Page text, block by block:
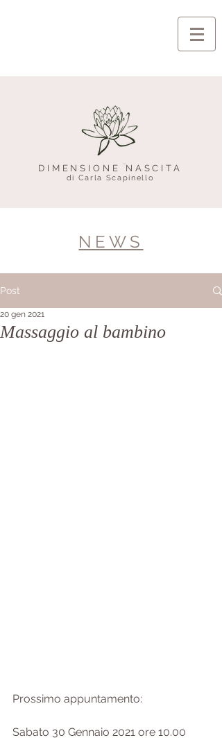
DIMENSIONE NASCITA
di Carla Scapinello
NEWS
Post
Massaggio al bambino
20 gen 2021
Prossimo appuntamento:
Sabato 30 Gennaio 2021 ore 10.00